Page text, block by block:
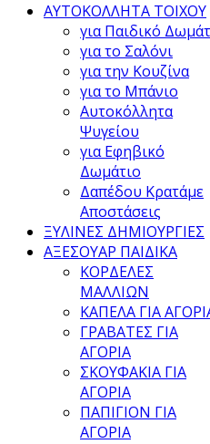
ΑΥΤΟΚΟΛΛΗΤΑ ΤΟΙΧΟΥ
για Παιδικό
για το Σαλόνι
για την Κουζίνα
για το Μπάνιο
Αυτοκόλλητα
Ψυγείου
για Εφηβικό
Δωμάτιο
Δαπέδου Κρατάμε
Αποστάσεις
ΞΥΛΙΝΕΣ ΔΗΜΙΟΥΡΓΙΕΣ
ΑΞΕΣΟΥΑΡ ΠΑΙΔΙΚΑ
ΚΟΡΔΕΛΕΣ
ΜΑΛΛΙΩΝ
ΚΑΠΕΛΑ ΓΙΑ
ΓΡΑΒΑΤΕΣ ΓΙΑ
ΑΓΟΡΙΑ
ΣΚΟΥΦΑΚΙΑ ΓΙΑ
ΑΓΟΡΙΑ
ΠΑΠΙΓΙΟΝ ΓΙΑ
ΑΓΟΡΙΑ